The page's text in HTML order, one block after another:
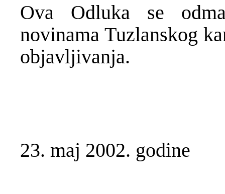
Ova Odluka se
novinama Tuzlanskog
objavljivanja.
23. maj 2002. godine